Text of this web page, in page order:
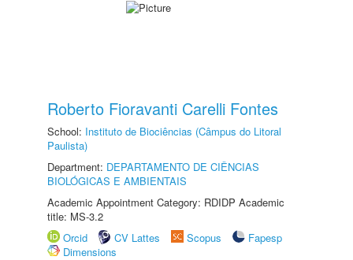
Roberto Fioravanti Carelli Fontes
School: Instituto de Biociências (Câmpus do Litoral
Paulista)
Department: DEPARTAMENTO DE CIÊNCIAS
BIOLÓGICAS E AMBIENTAIS
Academic Appointment Category: RDIDP Academic
title: MS-3.2
Orcid
CV Lattes Scopus
Fapesp
Dimensions